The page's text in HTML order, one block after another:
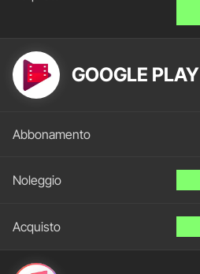
GOOGLE PLAY